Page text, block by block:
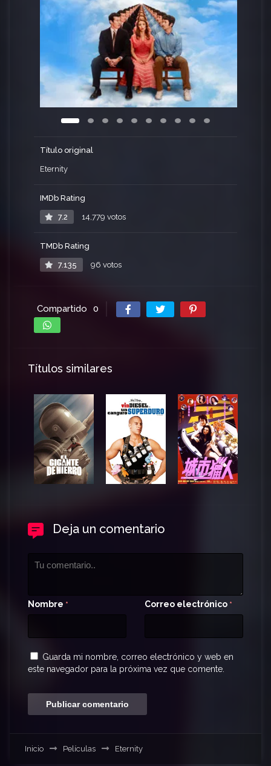
décadas esperando a que ella llegara.
Título original
Eternity
IMDb Rating
7.2 14,779 votos
TMDb Rating
7.135 96 votos
Compartido 0
Títulos similares
Deja un comentario
Nombre * Correo electrónico *
Guarda mi nombre, correo electrónico y web en
este navegador para la próxima vez que comente.
Inicio Películas Eternity